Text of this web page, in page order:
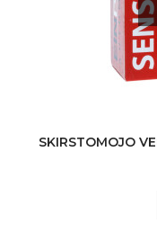
SKIRSTOMOJO